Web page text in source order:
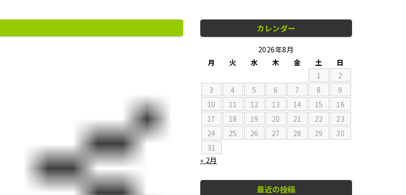
カレンダー
2026年8月
月
火 水 木 金 土
日
1
2
3
4 5 6 7 8
9
10
11 12 13 14 15
16
17
18 19 20 21 22
23
24
25 26 27 28 29
30
31
« 2月
最近の投稿